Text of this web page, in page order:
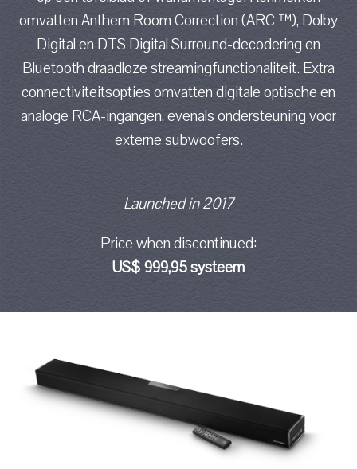
omvatten Anthem Room Correction (ARC ™), Dolby
Digital en DTS Digital Surround-decodering en
Bluetooth draadloze streamingfunctionaliteit. Extra
connectiviteitsopties omvatten digitale optische en
analoge RCA-ingangen, evenals ondersteuning voor
externe subwoofers.
Launched in 2017
Price when discontinued:
US$ 999,95 systeem